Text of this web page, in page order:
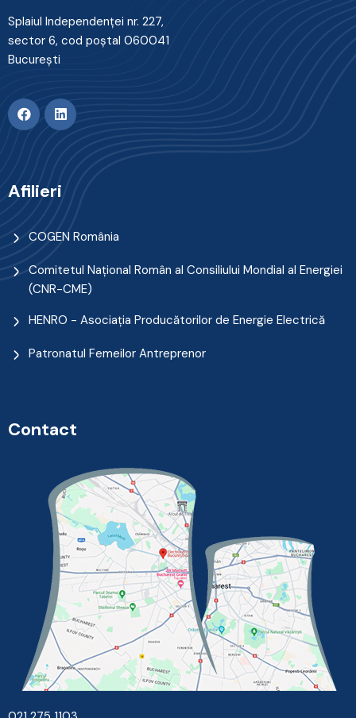
Splaiul Independenţei nr. 227,
sector 6, cod poştal 060041
Bucureşti
Afilieri
COGEN România
Comitetul Naţional Român al Consiliului Mondial al Energiei
(CNR-CME)
HENRO - Asociația Producătorilor de Energie Electrică
Patronatul Femeilor Antreprenor
Contact